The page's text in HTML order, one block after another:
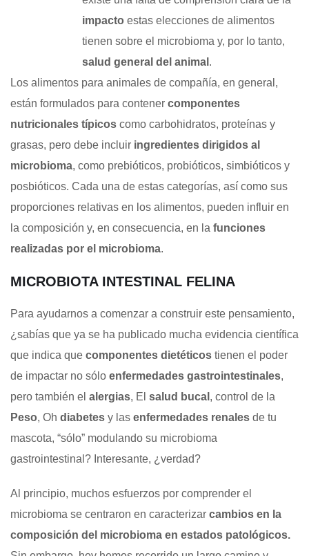
impacto estas elecciones de alimentos
tienen sobre el microbioma y, por lo tanto,
salud general del animal .
Los alimentos para animales de compañía, en general,
están formulados para contener componentes
nutricionales típicos como carbohidratos, proteínas y
grasas, pero debe incluir ingredientes dirigidos al
microbioma, como prebióticos, probióticos, simbióticos y
posbióticos. Cada una de estas categorías, así como sus
proporciones relativas en los alimentos, pueden influir en
la composición y, en consecuencia, en la funciones
realizadas por el microbioma.
MICROBIOTA INTESTINAL FELINA
Para ayudarnos a comenzar a construir este pensamiento,
¿sabías que ya se ha publicado mucha evidencia científica
que indica que componentes dietéticos tienen el poder
de impactar no sólo enfermedades gastrointestinales,
pero también el alergias, El salud bucal , control de la
Peso, Oh diabetes y las enfermedades renales de tu
mascota, “sólo” modulando su microbioma
gastrointestinal? Interesante, ¿verdad?
Al principio, muchos esfuerzos por comprender el
microbioma se centraron en caracterizar cambios en la
composición del microbioma en estados patológicos.